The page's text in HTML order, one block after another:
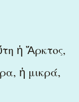
ἡ Ἄρκτος,
ἡ μικρά,